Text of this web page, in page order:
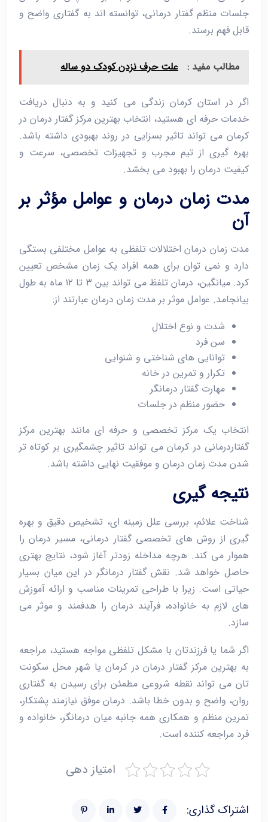
جلسات منظم گفتار درمانی، توانسته ‌اند به گفتاری واضح و
قابل ‌فهم برسند.
مطالب مفید : علت حرف نزدن کودک دو ساله
اگر در استان کرمان زندگی می‌ کنید و به دنبال دریافت
خدمات حرفه‌ ای هستید، انتخاب بهترین مرکز گفتار درمان در
کرمان می ‌تواند تاثیر بسزایی در روند بهبودی داشته باشد.
بهره‌ گیری از تیم مجرب و تجهیزات تخصصی، سرعت و
کیفیت درمان را بهبود می ‌بخشد.
مدت زمان درمان و عوامل مؤثر بر
آن
مدت زمان درمان اختلالات تلفظی به عوامل مختلفی بستگی
دارد و نمی ‌توان برای همه افراد یک زمان مشخص تعیین
کرد. میانگین، درمان تلفظ می ‌تواند بین ۳ تا ۱۲ ماه به طول
بیانجامد. عوامل موثر بر مدت زمان درمان عبارتند از:
شدت و نوع اختلال
سن فرد
توانایی‌ های شناختی و شنوایی
تکرار و تمرین در خانه
مهارت گفتار درمانگر
حضور منظم در جلسات
انتخاب یک مرکز تخصصی و حرفه‌ ای مانند بهترین مرکز
گفتاردرمانی در کرمان می ‌تواند تاثیر چشمگیری بر کوتاه‌ تر
شدن مدت زمان درمان و موفقیت نهایی داشته باشد.
نتیجه گیری
شناخت علائم، بررسی علل زمینه ‌ای، تشخیص دقیق و بهره
‌گیری از روش‌ های تخصصی گفتار درمانی، مسیر درمان را
هموار می ‌کند. هرچه مداخله زودتر آغاز شود، نتایج بهتری
حاصل خواهد شد. نقش گفتار درمانگر در این میان بسیار
حیاتی است. زیرا با طراحی تمرینات مناسب و ارائه آموزش
‌های لازم به خانواده، فرآیند درمان را هدفمند و موثر می‌
سازد.
اگر شما یا فرزندتان با مشکل تلفظی مواجه هستید، مراجعه
به بهترین مرکز گفتار درمان در کرمان یا شهر محل سکونت‌
تان می ‌تواند نقطه شروعی مطمئن برای رسیدن به گفتاری
روان، واضح و بدون خطا باشد. درمان موفق نیازمند پشتکار،
تمرین منظم و همکاری همه‌ جانبه میان درمانگر، خانواده و
فرد مراجعه ‌کننده است.
امتیاز دهی
اشتراک گذاری: